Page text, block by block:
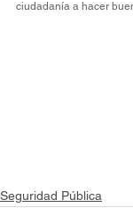
ciudadanía a hacer
Seguridad Pública